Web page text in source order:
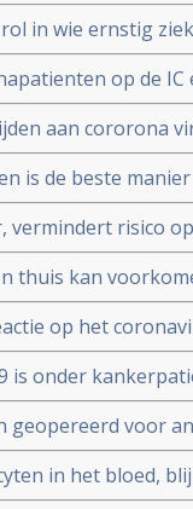
beademing
release-
in wie ernstig
studies
op de
Ook elders is
aan cororona
beademing liggen.
is de beste
Blijkt uit grote
vermindert risico
beademd
thuis kan
- COVID-19 blijkt
op het
zich zal
is onder
extra risico
studie.
geopereerd voor
of binnen een
uit grote
in het bloed,
patienten